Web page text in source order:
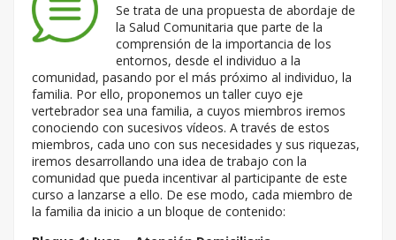
Se trata de una propuesta de abordaje de
la Salud Comunitaria que parte de la
comprensión de la importancia de los
entornos, desde el individuo a la
comunidad, pasando por el más próximo al individuo, la
familia. Por ello, proponemos un taller cuyo eje
vertebrador sea una familia, a cuyos miembros iremos
conociendo con sucesivos vídeos. A través de estos
miembros, cada uno con sus necesidades y sus riquezas,
iremos desarrollando una idea de trabajo con la
comunidad que pueda incentivar al participante de este
curso a lanzarse a ello. De ese modo, cada miembro de
la familia da inicio a un bloque de contenido: